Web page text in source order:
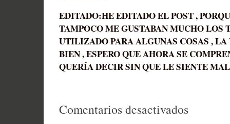
EDITADO:HE EDITADO EL POST ,
TAMPOCO ME GUSTABAN MUCHO LOS
UTILIZADO PARA ALGUNAS COSAS , LA
BIEN , ESPERO QUE AHORA SE
QUERÍA DECIR SIN QUE LE SIENTE
Comentarios desactivados